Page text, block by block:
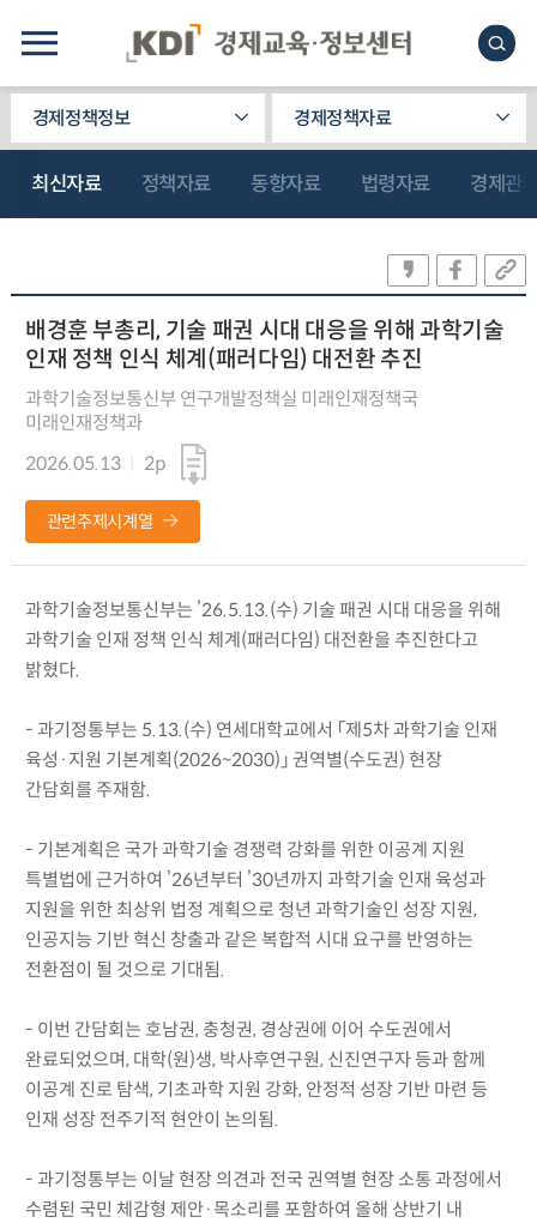
경제정책정보 경제정책자료
최신자료 정책자료 동향자료 법령자료 경제관
배경훈 부총리, 기술 패권 시대 대응을 위해 과학기술
인재 정책 인식 체계(패러다임) 대전환 추진
과학기술정보통신부 연구개발정책실 미래인재정책국
미래인재정책과
2026.05.13
2p
관련주제시계열
과학기술정보통신부는 ’26.5.13.(수) 기술 패권 시대 대응을 위해
과학기술 인재 정책 인식 체계(패러다임) 대전환을 추진한다고
밝혔다.
- 과기정통부는 5.13.(수) 연세대학교에서 「제5차 과학기술 인재
육성·지원 기본계획(2026~2030)」 권역별(수도권) 현장
간담회를 주재함.
- 기본계획은 국가 과학기술 경쟁력 강화를 위한 이공계 지원
특별법에 근거하여 ’26년부터 ’30년까지 과학기술 인재 육성과
지원을 위한 최상위 법정 계획으로 청년 과학기술인 성장 지원,
인공지능 기반 혁신 창출과 같은 복합적 시대 요구를 반영하는
전환점이 될 것으로 기대됨.
- 이번 간담회는 호남권, 충청권, 경상권에 이어 수도권에서
완료되었으며, 대학(원)생, 박사후연구원, 신진연구자 등과 함께
이공계 진로 탐색, 기초과학 지원 강화, 안정적 성장 기반 마련 등
인재 성장 전주기적 현안이 논의됨.
- 과기정통부는 이날 현장 의견과 전국 권역별 현장 소통 과정에서
수렴된 국민 체감형 제안·목소리를 포함하여 올해 상반기 내